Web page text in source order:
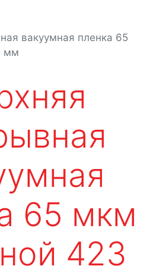
вакуумная пленка 65
мм
65 мкм
423